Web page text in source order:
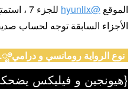
الموقع @hyunlix
للجزء 7
الأجزاء السابقة توجه لحساب
نوع الرواية رومانسي و درامي༄˖°.🪐.ೃ࿔*:･
{هيونجين و فيليكس